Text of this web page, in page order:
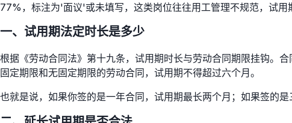
77%，标注为'面议'或未填写，这类岗位往往用工管理不规范，试用
一、试用期法定时长是多少
根据《劳动合同法》第十九条，试用期时长与劳动合同期限挂钩。
固定期限和无固定期限的劳动合同，试用期不得超过六个月。
也就是说，如果你签的是一年合同，试用期最长两个月；如果签的